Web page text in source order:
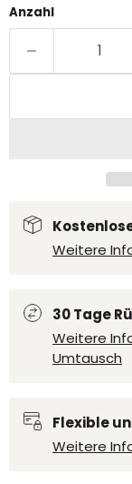
Anzahl
Weitere
30 Tage
Weitere
Umtausch
Flexible
Weitere